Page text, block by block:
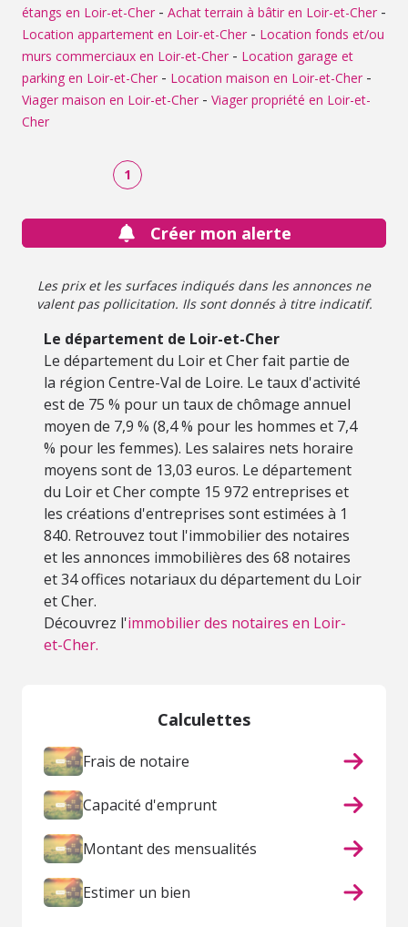
étangs en Loir-et-Cher - Achat terrain à bâtir en Loir-et-Cher -
Location appartement en Loir-et-Cher - Location fonds et/ou
murs commerciaux en Loir-et-Cher - Location garage et
parking en Loir-et-Cher - Location maison en Loir-et-Cher -
Viager maison en Loir-et-Cher - Viager propriété en Loir-et-
Cher
1
Créer mon alerte
Les prix et les surfaces indiqués dans les annonces ne
valent pas pollicitation. Ils sont donnés à titre indicatif.
Le département de Loir-et-Cher
Le département du Loir et Cher fait partie de
la région Centre-Val de Loire. Le taux d'activité
est de 75 % pour un taux de chômage annuel
moyen de 7,9 % (8,4 % pour les hommes et 7,4
% pour les femmes). Les salaires nets horaire
moyens sont de 13,03 euros. Le département
du Loir et Cher compte 15 972 entreprises et
les créations d'entreprises sont estimées à 1
840. Retrouvez tout l'immobilier des notaires
et les annonces immobilières des 68 notaires
et 34 offices notariaux du département du Loir
et Cher.
Découvrez l'immobilier des notaires en Loir-
et-Cher.
Calculettes
Frais de notaire
Capacité d'emprunt
Montant des mensualités
Estimer un bien